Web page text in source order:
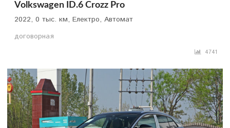
Volkswagen ID.6 Crozz Pro
2022, 0 тыс. км, Електро, Автомат
договорная
4741